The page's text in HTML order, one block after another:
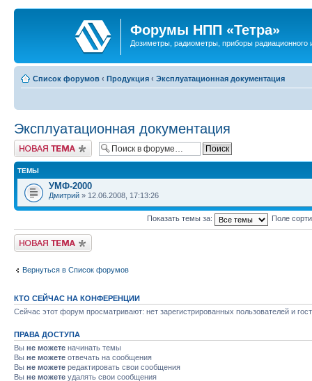
Форумы НПП «Тетра»
Дозиметры, радиометры, приборы радиационного
Список форумов ‹ Продукция ‹ Эксплуатационная документация
Эксплуатационная документация
Новая тема
ТЕМЫ
УМФ-2000
Дмитрий » 12.06.2008, 17:13:26
Показать темы за: Поле
Новая тема
Вернуться в Список форумов
КТО СЕЙЧАС НА КОНФЕРЕНЦИИ
Сейчас этот форум просматривают: нет зарегистрированных пользователей и
ПРАВА ДОСТУПА
Вы не можете начинать темы
Вы не можете отвечать на сообщения
Вы не можете редактировать свои сообщения
Вы не можете удалять свои сообщения